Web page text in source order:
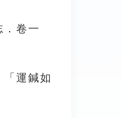
卷一
運鍼如